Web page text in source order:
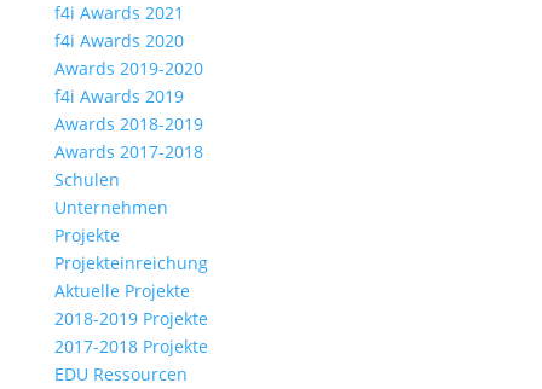
f4i Awards 2021
f4i Awards 2020
Awards 2019-2020
f4i Awards 2019
Awards 2018-2019
Awards 2017-2018
Schulen
Unternehmen
Projekte
Projekteinreichung
Aktuelle Projekte
2018-2019 Projekte
2017-2018 Projekte
EDU Ressourcen